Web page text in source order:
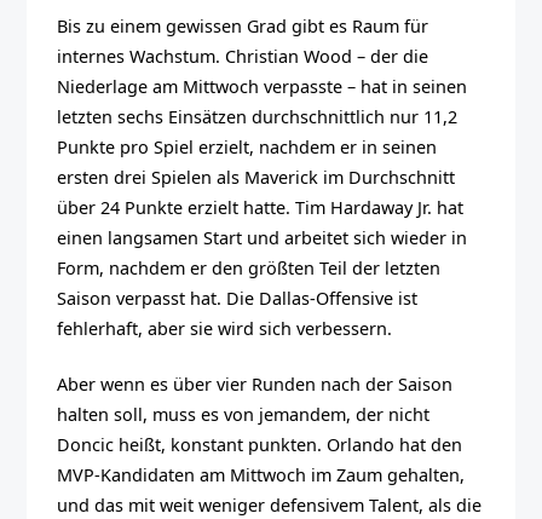
Bis zu einem gewissen Grad gibt es Raum für
internes Wachstum. Christian Wood – der die
Niederlage am Mittwoch verpasste – hat in seinen
letzten sechs Einsätzen durchschnittlich nur 11,2
Punkte pro Spiel erzielt, nachdem er in seinen
ersten drei Spielen als Maverick im Durchschnitt
über 24 Punkte erzielt hatte. Tim Hardaway Jr. hat
einen langsamen Start und arbeitet sich wieder in
Form, nachdem er den größten Teil der letzten
Saison verpasst hat. Die Dallas-Offensive ist
fehlerhaft, aber sie wird sich verbessern.
Aber wenn es über vier Runden nach der Saison
halten soll, muss es von jemandem, der nicht
Doncic heißt, konstant punkten. Orlando hat den
MVP-Kandidaten am Mittwoch im Zaum gehalten,
und das mit weit weniger defensivem Talent, als die